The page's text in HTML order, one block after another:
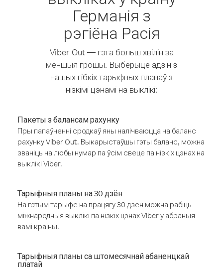
Германія з
рэгіёна Расія
Viber Out — гэта больш хвілін за
меншыя грошы. Выберыце адзін з
нашых гібкіх тарыфных планаў з
нізкімі цэнамі на выклікі:
Пакеты з балансам рахунку
Пры папаўненні сродкаў яны налічваюцца на баланс
рахунку Viber Out. Выкарыстаўшы гэты баланс, можна
званіць на любы нумар па ўсім свеце па нізкіх цэнах на
выклікі Viber.
Тарыфныя планы на 30 дзён
На гэтым тарыфе на працягу 30 дзён можна рабіць
міжнародныя выклікі па нізкіх цэнах Viber у абраныя
вамі краіны.
Тарыфныя планы са штомесячнай абаненцкай
платай